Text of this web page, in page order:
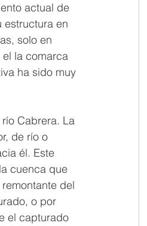
actual de
estructura en
solo en
la comarca
ha sido muy
Cabrera. La
de río o
él. Este
cuenca que
del
o por
el capturado